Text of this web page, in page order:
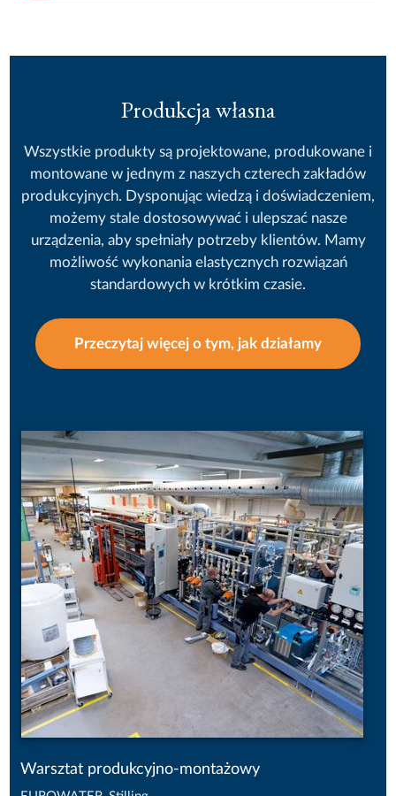
Produkcja własna
Wszystkie produkty są projektowane, produkowane i
montowane w jednym z naszych czterech zakładów
produkcyjnych. Dysponując wiedzą i doświadczeniem,
możemy stale dostosowywać i ulepszać nasze
urządzenia, aby spełniały potrzeby klientów. Mamy
możliwość wykonania elastycznych rozwiązań
standardowych w krótkim czasie.
Przeczytaj więcej o tym, jak działamy
Warsztat produkcyjno-montażowy